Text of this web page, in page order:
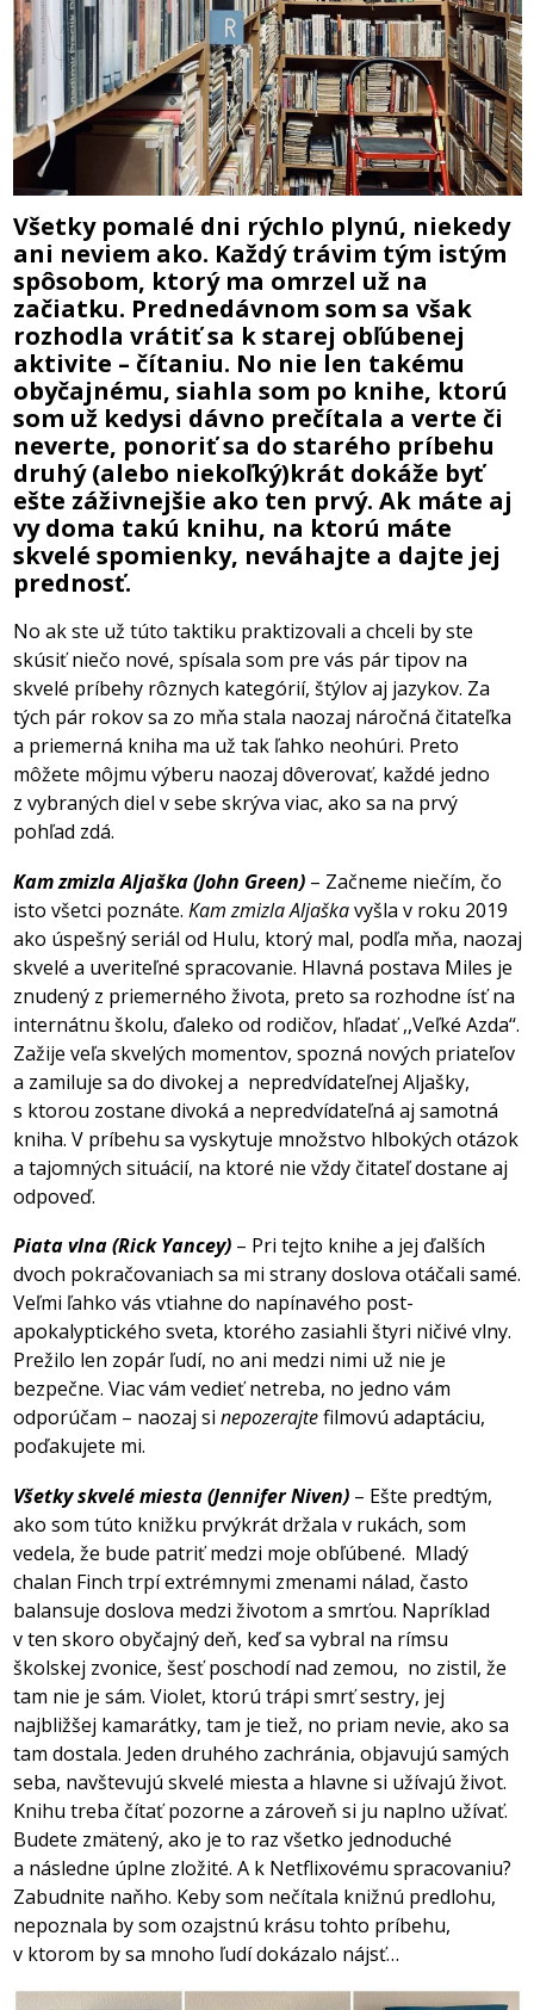
Všetky pomalé dni rýchlo plynú, niekedy
ani neviem ako. Každý trávim tým istým
spôsobom, ktorý ma omrzel už na
začiatku. Prednedávnom som sa však
rozhodla vrátiť sa k starej obľúbenej
aktivite – čítaniu. No nie len takému
obyčajnému, siahla som po knihe, ktorú
som už kedysi dávno prečítala a verte či
neverte, ponoriť sa do starého príbehu
druhý (alebo niekoľký)krát dokáže byť
ešte záživnejšie ako ten prvý. Ak máte aj
vy doma takú knihu, na ktorú máte
skvelé spomienky, neváhajte a dajte jej
prednosť.
No ak ste už túto taktiku praktizovali a chceli by ste
skúsiť niečo nové, spísala som pre vás pár tipov na
skvelé príbehy rôznych kategórií, štýlov aj jazykov. Za
tých pár rokov sa zo mňa stala naozaj náročná čitateľka
a priemerná kniha ma už tak ľahko neohúri. Preto
môžete môjmu výberu naozaj dôverovať, každé jedno
z vybraných diel v sebe skrýva viac, ako sa na prvý
pohľad zdá.
Kam zmizla Aljaška (John Green) – Začneme niečím, čo
isto všetci poznáte. Kam zmizla Aljaškavyšla v roku 2019
ako úspešný seriál od Hulu, ktorý mal, podľa mňa, naozaj
skvelé a uveriteľné spracovanie. Hlavná postava Miles je
znudený z priemerného života, preto sa rozhodne ísť na
internátnu školu, ďaleko od rodičov, hľadať ,,Veľké Azda‘‘.
Zažije veľa skvelých momentov, spozná nových priateľov
a zamiluje sa do divokej a nepredvídateľnej Aljašky,
s ktorou zostane divoká a nepredvídateľná aj samotná
kniha. V príbehu sa vyskytuje množstvo hlbokých otázok
a tajomných situácií, na ktoré nie vždy čitateľ dostane aj
odpoveď.
Piata vlna (Rick Yancey) – Pri tejto knihe a jej ďalších
dvoch pokračovaniach sa mi strany doslova otáčali samé.
Veľmi ľahko vás vtiahne do napínavého post-
apokalyptického sveta, ktorého zasiahli štyri ničivé vlny.
Prežilo len zopár ľudí, no ani medzi nimi už nie je
bezpečne. Viac vám vedieť netreba, no jedno vám
odporúčam – naozaj si nepozerajtefilmovú adaptáciu,
poďakujete mi.
Všetky skvelé miesta (Jennifer Niven) – Ešte predtým,
ako som túto knižku prvýkrát držala v rukách, som
vedela, že bude patriť medzi moje obľúbené. Mladý
chalan Finch trpí extrémnymi zmenami nálad, často
balansuje doslova medzi životom a smrťou. Napríklad
v ten skoro obyčajný deň, keď sa vybral na rímsu
školskej zvonice, šesť poschodí nad zemou, no zistil, že
tam nie je sám. Violet, ktorú trápi smrť sestry, jej
najbližšej kamarátky, tam je tiež, no priam nevie, ako sa
tam dostala. Jeden druhého zachránia, objavujú samých
seba, navštevujú skvelé miesta a hlavne si užívajú život.
Knihu treba čítať pozorne a zároveň si ju naplno užívať.
Budete zmätený, ako je to raz všetko jednoduché
a následne úplne zložité. A k Netflixovému spracovaniu?
Zabudnite naňho. Keby som nečítala knižnú predlohu,
nepoznala by som ozajstnú krásu tohto príbehu,
v ktorom by sa mnoho ľudí dokázalo nájsť…